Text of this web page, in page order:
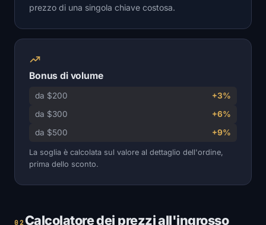
prezzo di una singola chiave costosa.
Bonus di volume
da $200
+3%
da $300
+6%
da $500
+9%
La soglia è calcolata sul valore al dettaglio dell'ordine,
prima dello sconto.
02 Calcolatore dei prezzi all'ingrosso